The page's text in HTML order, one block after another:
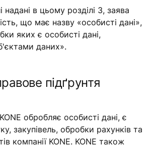
надані в цьому розділі 3, заява
що має назву «особисті дані»,
яких є особисті дані,
даних».
підґрунтя
обробляє особисті дані, є
закупівель, обробки рахунків та
компанії KONE. KONE також